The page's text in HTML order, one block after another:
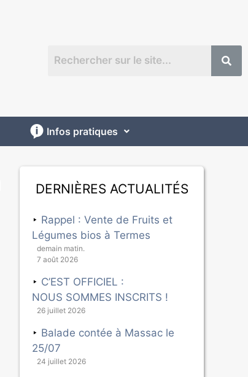
Infos pratiques
Dernières actualités
Rappel : Vente de Fruits et
Légumes bios à Termes
demain matin.
7 août 2026
C’EST OFFICIEL :
NOUS SOMMES INSCRITS !
26 juillet 2026
Balade contée à Massac le
25/07
24 juillet 2026